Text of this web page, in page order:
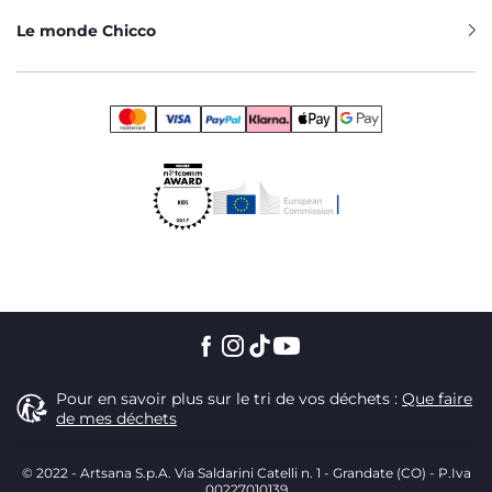
Le monde Chicco
Pour en savoir plus sur le tri de vos déchets : Que faire
de mes déchets
© 2022 - Artsana S.p.A. Via Saldarini Catelli n. 1 - Grandate (CO) - P.Iva